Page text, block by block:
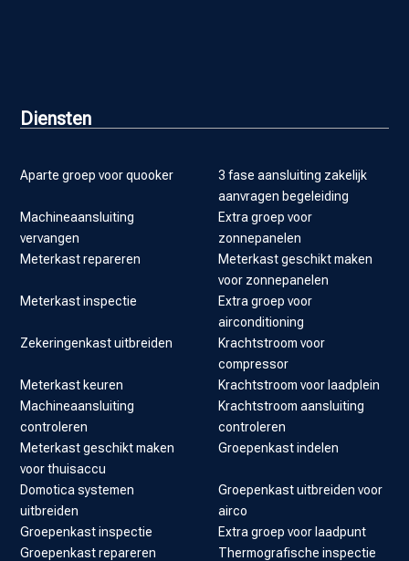
Diensten
Aparte groep voor quooker
3 fase aansluiting zakelijk
aanvragen begeleiding
Machineaansluiting
vervangen
Extra groep voor
zonnepanelen
Meterkast repareren
Meterkast geschikt maken
voor zonnepanelen
Meterkast inspectie
Extra groep voor
airconditioning
Zekeringenkast uitbreiden
Krachtstroom voor
compressor
Meterkast keuren
Krachtstroom voor laadplein
Machineaansluiting
controleren
Krachtstroom aansluiting
controleren
Meterkast geschikt maken
voor thuisaccu
Groepenkast indelen
Domotica systemen
uitbreiden
Groepenkast uitbreiden voor
airco
Groepenkast inspectie
Extra groep voor laadpunt
Groepenkast repareren
Thermografische inspectie